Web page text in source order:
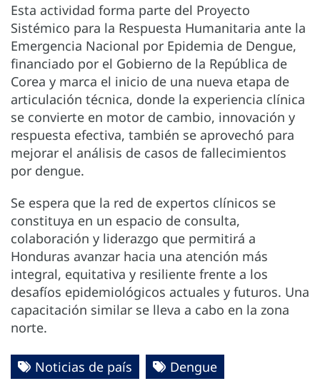
Esta actividad forma parte del Proyecto
Sistémico para la Respuesta Humanitaria ante la
Emergencia Nacional por Epidemia de Dengue,
financiado por el Gobierno de la República de
Corea y marca el inicio de una nueva etapa de
articulación técnica, donde la experiencia clínica
se convierte en motor de cambio, innovación y
respuesta efectiva, también se aprovechó para
mejorar el análisis de casos de fallecimientos
por dengue.
Se espera que la red de expertos clínicos se
constituya en un espacio de consulta,
colaboración y liderazgo que permitirá a
Honduras avanzar hacia una atención más
integral, equitativa y resiliente frente a los
desafíos epidemiológicos actuales y futuros. Una
capacitación similar se lleva a cabo en la zona
norte.
Noticias de país
Dengue